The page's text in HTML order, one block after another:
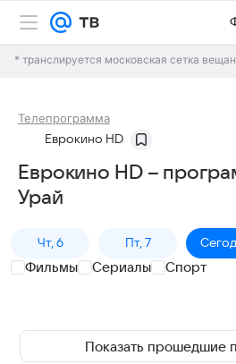
* транслируется московская сетка
Телепрограмма
Еврокино HD
Еврокино HD –
Урай
Чт, 6 Пт, 7
Фильмы Сериалы Спорт
Показать прошедшие